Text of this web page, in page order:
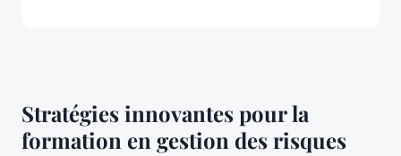
Stratégies innovantes pour la
formation en gestion des risques